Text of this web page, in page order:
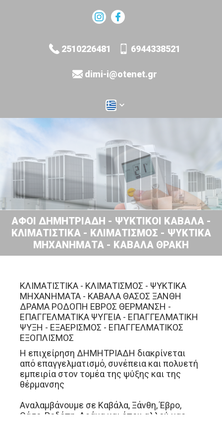
2510226481 6944338521
dimi-i@otenet.gr
ΑΦΟΙ ΔΗΜΗΤΡΙΑΔΗ - ΨΥΚΤΙΚΟΙ ΚΑΒΑΛΑ -
ΚΛΙΜΑΤΙΣΤΙΚΑ - ΚΛΙΜΑΤΙΣΜΟΣ - ΨΥΚΤΙΚΑ
ΜΗΧΑΝΗΜΑΤΑ - ΚΑΒΑΛΑ ΘΡΑΚΗ
ΚΛΙΜΑΤΙΣΤΙΚΑ - ΚΛΙΜΑΤΙΣΜΟΣ - ΨΥΚΤΙΚΑ
ΜΗΧΑΝΗΜΑΤΑ - ΚΑΒΑΛΑ ΘΑΣΟΣ ΞΑΝΘΗ
ΔΡΑΜΑ ΡΟΔΟΠΗ ΕΒΡΟΣ ΘΕΡΜΑΝΣΗ -
ΕΠΑΓΓΕΛΜΑΤΙΚΑ ΨΥΓΕΙΑ - ΕΠΑΓΓΕΛΜΑΤΙΚΗ
ΨΥΞΗ - ΕΞΑΕΡΙΣΜΟΣ - ΕΠΑΓΓΕΛΜΑΤΙΚΟΣ
ΕΞΟΠΛΙΣΜΟΣ
Η επιχείρηση ΔΗΜΗΤΡΙΑΔΗ διακρίνεται
από επαγγελματισμό, συνέπεια και πολυετή
εμπειρία στον τομέα της ψύξης και της
θέρμανσης
Αναλαμβάνουμε σε Καβάλα, Ξάνθη, Έβρο,
Θάσο, Ροδόπη, Δράμα και όπου αλλού μας